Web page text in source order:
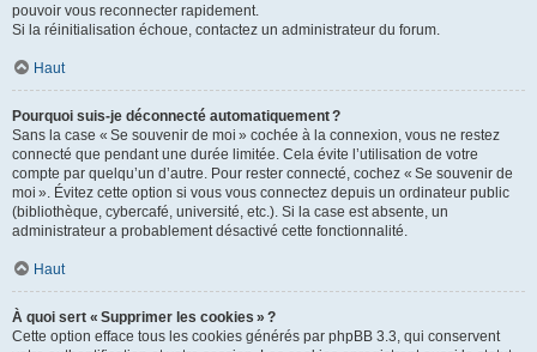
pouvoir vous reconnecter rapidement.
Si la réinitialisation échoue, contactez un administrateur du forum.
Haut
Pourquoi suis-je déconnecté automatiquement ?
Sans la case « Se souvenir de moi » cochée à la connexion, vous ne restez
connecté que pendant une durée limitée. Cela évite l’utilisation de votre
compte par quelqu’un d’autre. Pour rester connecté, cochez « Se souvenir de
moi ». Évitez cette option si vous vous connectez depuis un ordinateur public
(bibliothèque, cybercafé, université, etc.). Si la case est absente, un
administrateur a probablement désactivé cette fonctionnalité.
Haut
À quoi sert « Supprimer les cookies » ?
Cette option efface tous les cookies générés par phpBB 3.3, qui conservent